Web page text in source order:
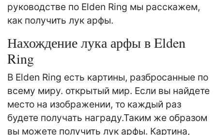
руководстве по Elden Ring мы расскажем,
как получить лук арфы.
Нахождение лука арфы в Elden
Ring
В Elden Ring есть картины, разбросанные по
всему миру. открытый мир. Если вы найдете
место на изображении, то каждый раз
будете получать награду.Таким же образом
вы можете получить лук арфы. Картина,